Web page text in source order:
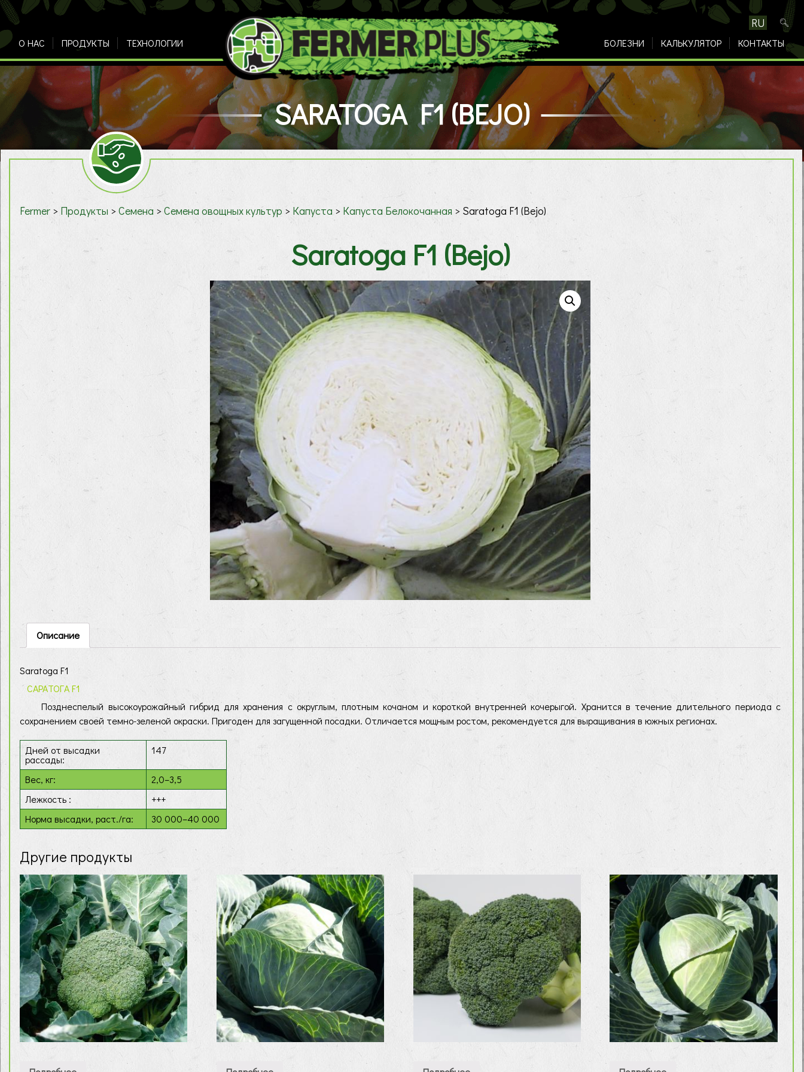
О НАС ПРОДУКТЫ ТЕХНОЛОГИИ БОЛЕЗНИ КАЛЬКУЛЯТОР КОНТАКТЫ
RU
SARATOGA F1 (BEJO)
Fermer > Продукты >Семена >Cемена овощных культур > Капуста > Капуста Белокочанная > Saratoga F1 (Bejo)
Saratoga F1 (Bejo)
Описание
Saratoga F1
САРАТОГА F1
Позднеспелый высокоурожайный гибрид для хранения с округлым, плотным кочаном и короткой внутренней кочерыгой. Хранится в течение длительного периода с
сохранением своей темно-зеленой окраски. Пригоден для загущенной посадки. Отличается мощным ростом, рекомендуется для выращивания в южных регионах.
Дней от высадки
рассады:
147
Вес, кг:
2,0–3,5
Лежкость :
+++
Норма высадки, раст./га:
30 000–40 000
Другие продукты